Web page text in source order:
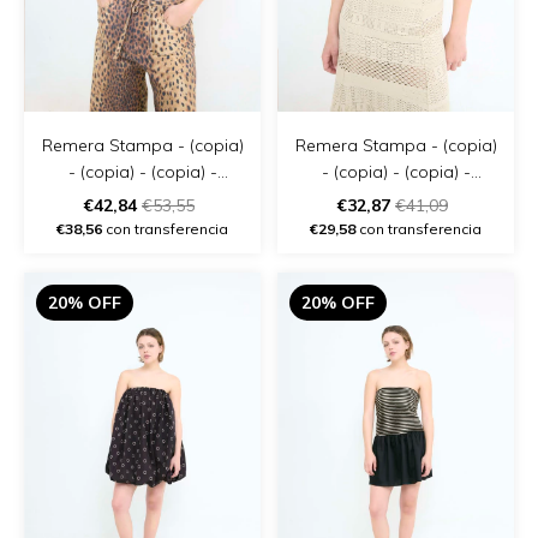
Remera Stampa - (copia)
- (copia) - (copia) -
(copia) - (copia)
€42,84€53,55
€38,56 con transferencia
Remera Stampa - (copia)
- (copia) - (copia) -
(copia) - (copia) - (copia)
€32,87 €41,09
€29,58con transferencia
20% OFF 20% OFF